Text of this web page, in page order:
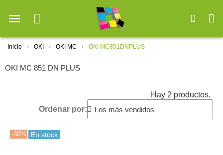
Inicio OKI OKI MC OKI MC851DNPLUS
OKI MC 851 DN PLUS
Hay 2 productos.
Ordenar por:
-30% En stock